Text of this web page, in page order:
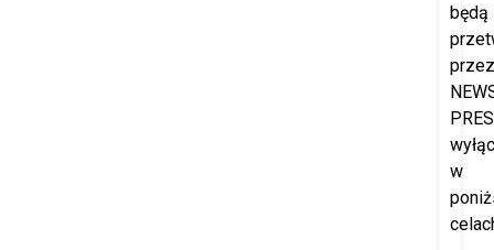
będą
przez
w